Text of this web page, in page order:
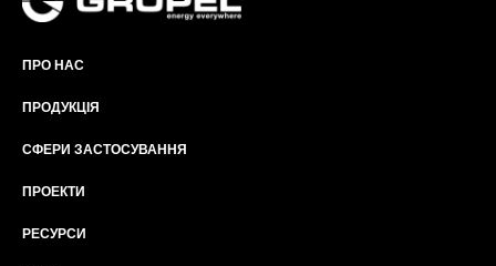
ПРО НАС
ПРОДУКЦІЯ
СФЕРИ ЗАСТОСУВАННЯ
ПРОЕКТИ
РЕСУРСИ